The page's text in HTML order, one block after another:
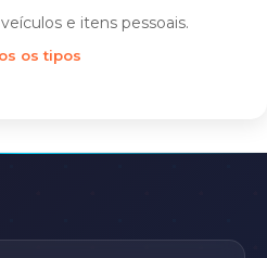
e itens pessoais.
os tipos